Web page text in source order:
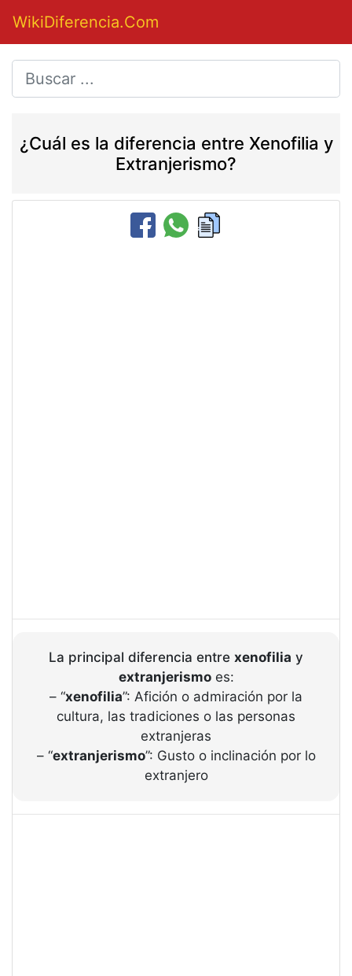
WikiDiferencia.Com
¿Cuál es la diferencia entre Xenofilia y
Extranjerismo?
La principal diferencia entre xenofilia y
extranjerismoes:
– “xenofilia”: Afición o admiración por la
cultura, las tradiciones o las personas
extranjeras
– “extranjerismo”: Gusto o inclinación por lo
extranjero